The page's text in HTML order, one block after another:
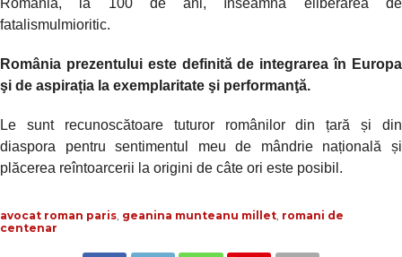
România, la 100 de ani, înseamnă eliberarea de
fatalismulmioritic.
România prezentului este definită de integrarea în Europa
şi de aspirația la exemplaritate şi performanţă.
Le sunt recunoscătoare tuturor românilor din țară și din
diaspora pentru sentimentul meu de mândrie națională și
plăcerea reîntoarcerii la origini de câte ori este posibil.
avocat roman paris, geanina munteanu millet, romani de
centenar